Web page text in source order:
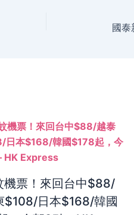
票！來回台中$88/
$108/日本$168/韓國